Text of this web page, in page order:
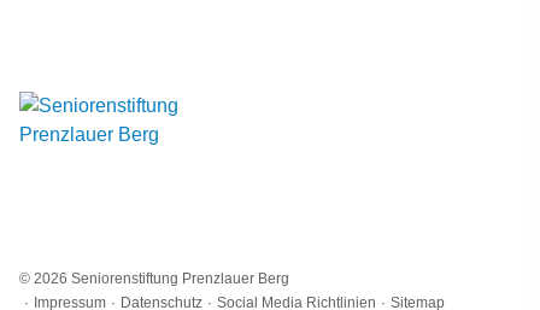
© 2026 Seniorenstiftung Prenzlauer Berg
Impressum
Datenschutz Social Media Richtlinien Sitemap